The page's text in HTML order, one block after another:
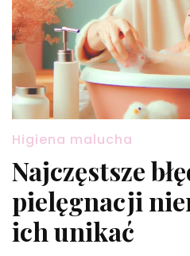
Higiena malucha
Najczęstsze
pielęgnacji
ich unikać